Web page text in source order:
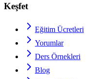
Keşfet
Eğitim Ücretleri
Yorumlar
Ders Örnekleri
Blog